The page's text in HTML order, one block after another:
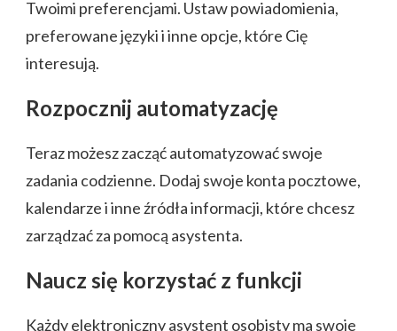
Twoimi preferencjami. Ustaw powiadomienia,
preferowane języki i inne opcje, które Cię
interesują.
Rozpocznij automatyzację
Teraz możesz zacząć automatyzować swoje
zadania codzienne. Dodaj swoje konta pocztowe,
kalendarze i inne źródła informacji, które chcesz
zarządzać za pomocą asystenta.
Naucz się korzystać z funkcji
Każdy elektroniczny asystent osobisty ma swoje